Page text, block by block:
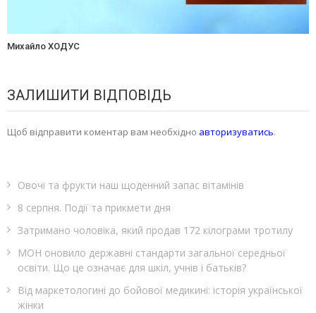
Михайло ХОДУС
ЗАЛИШИТИ ВІДПОВІДЬ
Щоб відправити коментар вам необхідно авторизуватись.
Овочі та фрукти наш щоденний запас вітамінів
8 серпня. Події та прикмети дня
Затримано чоловіка, який продав 172 кілограми тротилу
МОН оновило державні стандарти загальної середньої
освіти. Що це означає для шкіл, учнів і батьків?
Від маркетологині до бойової медикині: історія української
жінки